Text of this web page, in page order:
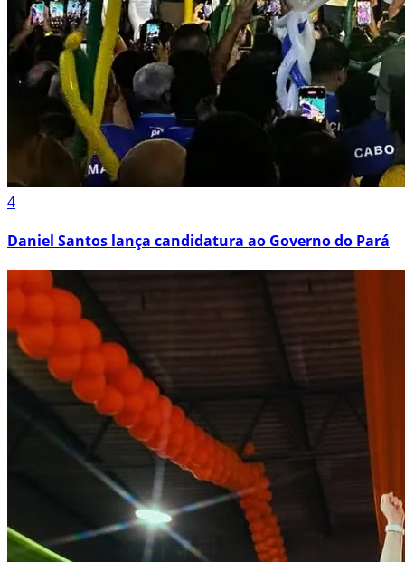
4
Daniel Santos lança candidatura ao Governo do Pará